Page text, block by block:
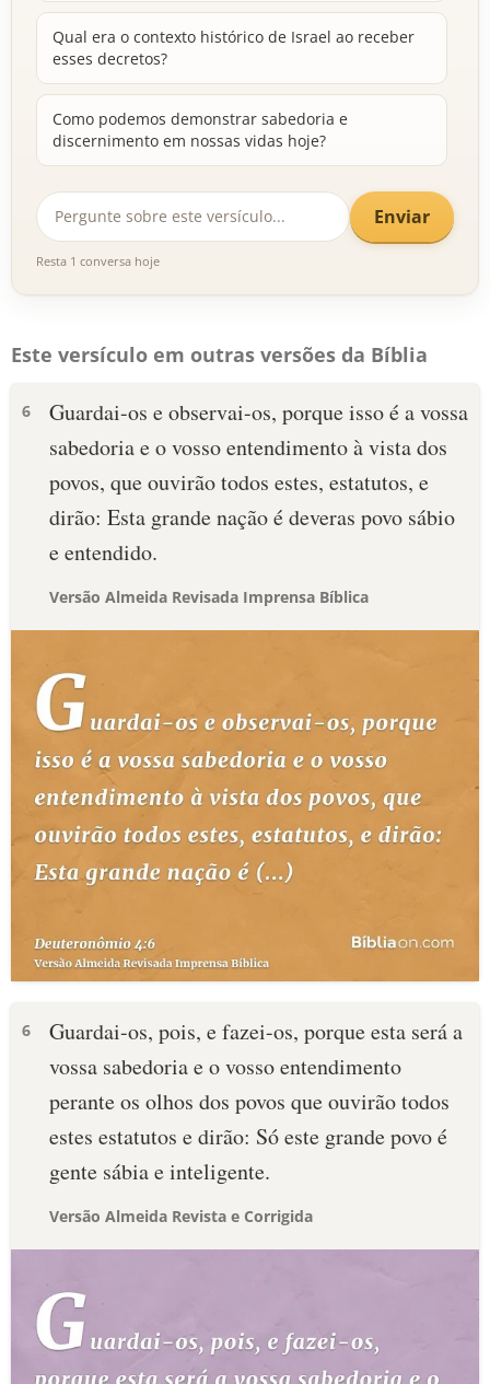
Qual era o contexto histórico de Israel ao receber
esses decretos?
Como podemos demonstrar sabedoria e
discernimento em nossas vidas hoje?
Enviar
Resta 1 conversa hoje
Este versículo em outras versões da Bíblia
6
Guardai-os e observai-os, porque isso é a vossa
sabedoria e o vosso entendimento à vista dos
povos, que ouvirão todos estes, estatutos, e
dirão: Esta grande nação é deveras povo sábio
e entendido.
Versão Almeida Revisada Imprensa Bíblica
6
Guardai-os, pois, e fazei-os, porque esta será a
vossa sabedoria e o vosso entendimento
perante os olhos dos povos que ouvirão todos
estes estatutos e dirão: Só este grande povo é
gente sábia e inteligente.
Versão Almeida Revista e Corrigida